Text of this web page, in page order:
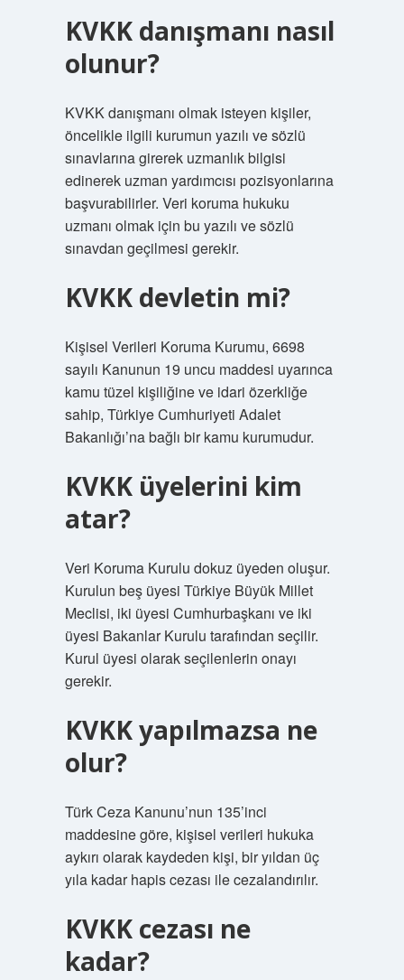
KVKK danışmanı nasıl
olunur?
KVKK danışmanı olmak isteyen kişiler,
öncelikle ilgili kurumun yazılı ve sözlü
sınavlarına girerek uzmanlık bilgisi
edinerek uzman yardımcısı pozisyonlarına
başvurabilirler. Veri koruma hukuku
uzmanı olmak için bu yazılı ve sözlü
sınavdan geçilmesi gerekir.
KVKK devletin mi?
Kişisel Verileri Koruma Kurumu, 6698
sayılı Kanunun 19 uncu maddesi uyarınca
kamu tüzel kişiliğine ve idari özerkliğe
sahip, Türkiye Cumhuriyeti Adalet
Bakanlığı’na bağlı bir kamu kurumudur.
KVKK üyelerini kim
atar?
Veri Koruma Kurulu dokuz üyeden oluşur.
Kurulun beş üyesi Türkiye Büyük Millet
Meclisi, iki üyesi Cumhurbaşkanı ve iki
üyesi Bakanlar Kurulu tarafından seçilir.
Kurul üyesi olarak seçilenlerin onayı
gerekir.
KVKK yapılmazsa ne
olur?
Türk Ceza Kanunu’nun 135’inci
maddesine göre, kişisel verileri hukuka
aykırı olarak kaydeden kişi, bir yıldan üç
yıla kadar hapis cezası ile cezalandırılır.
KVKK cezası ne
kadar?